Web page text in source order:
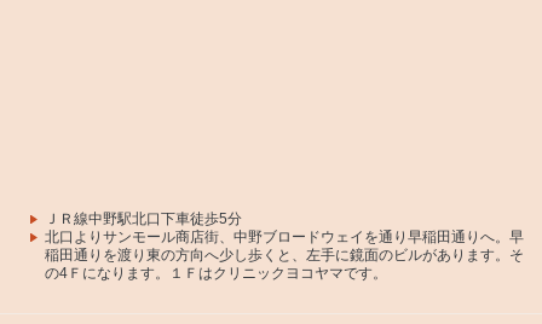
ＪＲ線中野駅北口下車徒歩5分
北口よりサンモール商店街、中野ブロードウェイを通り早稲田通りへ。早
稲田通りを渡り東の方向へ少し歩くと、左手に鏡面のビルがあります。そ
の4Ｆになります。１Ｆはクリニックヨコヤマです。